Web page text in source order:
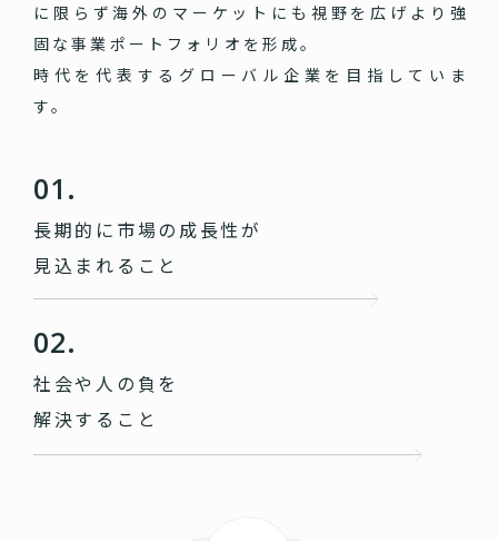
に限らず海外のマーケットにも視野を広げより強
固な事業ポートフォリオを形成。
時代を代表するグローバル企業を目指していま
す。
01.
長期的に市場の成長性が
見込まれること
02.
社会や人の負を
解決すること